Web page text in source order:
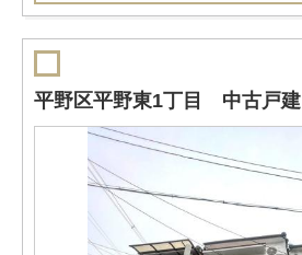
平野区平野東1丁目 中古戸建